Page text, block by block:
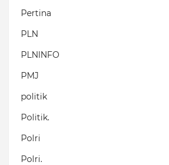
Pertina
PLN
PLNINFO
PMJ
politik
Politik.
Polri
Polri.